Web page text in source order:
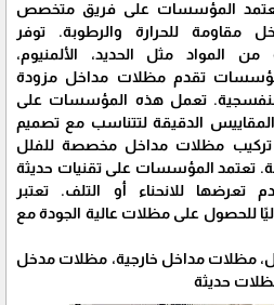
تعتمد المؤسسات على فريق متخصص
للحرارة والرطوبة. توفر
المواد مثل الحديد، الألمنيوم،
تقدم مظلات مداخل مزودة
تعمل هذه المؤسسات على
الدقيقة لتتناسب مع تصميم
تركيب مظلات مداخل مخصصة للفلل
تعتمد المؤسسات على تقنيات حديثة
للانحناء أو التلف. تعتبر
للحصول على مظلات عالية الجودة مع
مظلات مداخل خارجية، مظلات مدخل
حديثة